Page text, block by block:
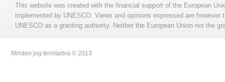
This website was created with the financial support of the European
implemented by UNESCO. Views and opinions expressed are
UNESCO as a granting authority. Neither the European Union nor the
Minden jog fenntartva © 2013